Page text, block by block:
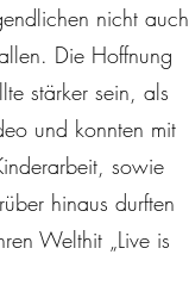
nicht auch
Die Hoffnung
stärker sein, als
und konnten mit
sowie
hinaus durften
Welthit „Live is